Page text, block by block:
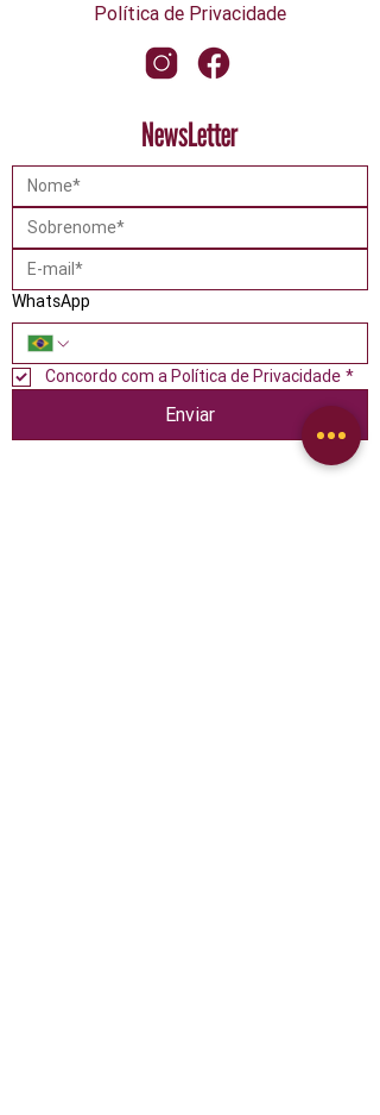
Política de Privacidade
NewsLetter
WhatsApp
Concordo com a Política de Privacidade *
Enviar